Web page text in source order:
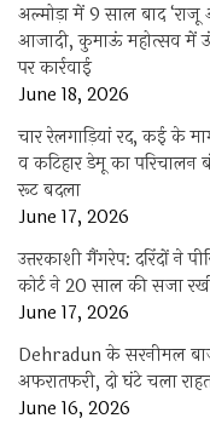
अल्मोड़ा में 9 साल बाद ‘राजू
आजादी, कुमाऊं महोत्सव में
पर कार्रवाई
June 18, 2026
चार रेलगाड़ियां रद, कई के
व कटिहार डेमू का
रूट बदला
June 17, 2026
उत्तरकाशी गैंगरेप: दरिंदों ने
कोर्ट ने 20 साल की सजा
June 17, 2026
Dehradun के सरनीमल
अफरातफरी, दो घंटे चला
June 16, 2026